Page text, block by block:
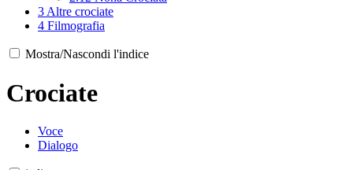
3Altre crociate
4 Filmografia
Mostra/Nascondi l'indice
Crociate
Voce
Dialogo